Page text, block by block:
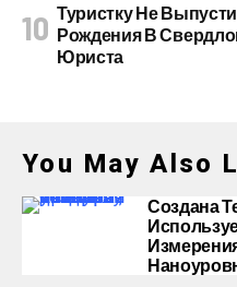
Туристку Не
Рождения В
Юриста
You May Also
Создана